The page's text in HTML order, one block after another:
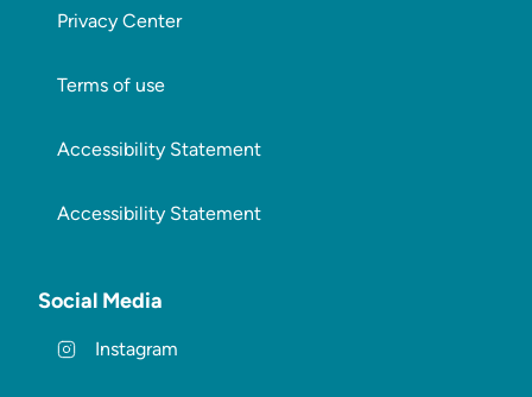
Privacy Center
Terms of use
Accessibility Statement
Accessibility Statement
Social Media
Instagram